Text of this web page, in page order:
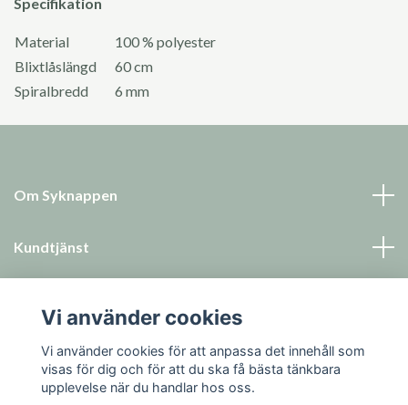
Specifikation
Material
100 % polyester
Blixtlåslängd
60 cm
Spiralbredd
6 mm
Om Syknappen
Kundtjänst
Sociala medier
Vi använder cookies
Vi använder cookies för att anpassa det innehåll som
visas för dig och för att du ska få bästa tänkbara
upplevelse när du handlar hos oss.